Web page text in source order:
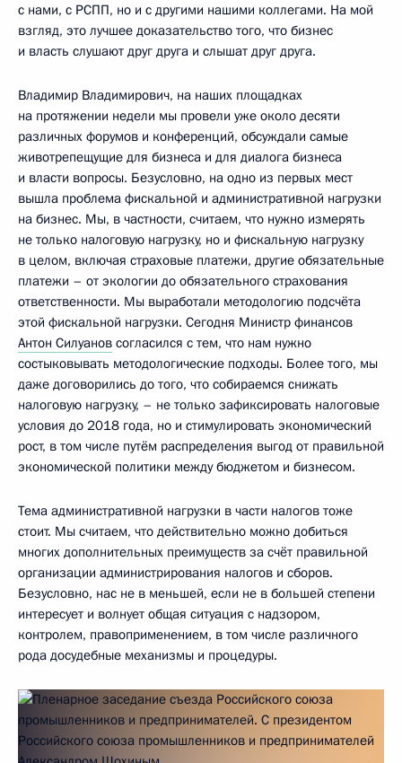
с нами, с РСПП, но и с другими нашими коллегами. На мой
взгляд, это лучшее доказательство того, что бизнес
и власть слушают друг друга и слышат друг друга.
Владимир Владимирович, на наших площадках
на протяжении недели мы провели уже около десяти
различных форумов и конференций, обсуждали самые
животрепещущие для бизнеса и для диалога бизнеса
и власти вопросы. Безусловно, на одно из первых мест
вышла проблема фискальной и административной нагрузки
на бизнес. Мы, в частности, считаем, что нужно измерять
не только налоговую нагрузку, но и фискальную нагрузку
в целом, включая страховые платежи, другие обязательные
платежи – от экологии до обязательного страхования
ответственности. Мы выработали методологию подсчёта
этой фискальной нагрузки. Сегодня Министр финансов
Антон Силуанов согласился с тем, что нам нужно
состыковывать методологические подходы. Более того, мы
даже договорились до того, что собираемся снижать
налоговую нагрузку, – не только зафиксировать налоговые
условия до 2018 года, но и стимулировать экономический
рост, в том числе путём распределения выгод от правильной
экономической политики между бюджетом и бизнесом.
Тема административной нагрузки в части налогов тоже
стоит. Мы считаем, что действительно можно добиться
многих дополнительных преимуществ за счёт правильной
организации администрирования налогов и сборов.
Безусловно, нас не в меньшей, если не в большей степени
интересует и волнует общая ситуация с надзором,
контролем, правоприменением, в том числе различного
рода досудебные механизмы и процедуры.